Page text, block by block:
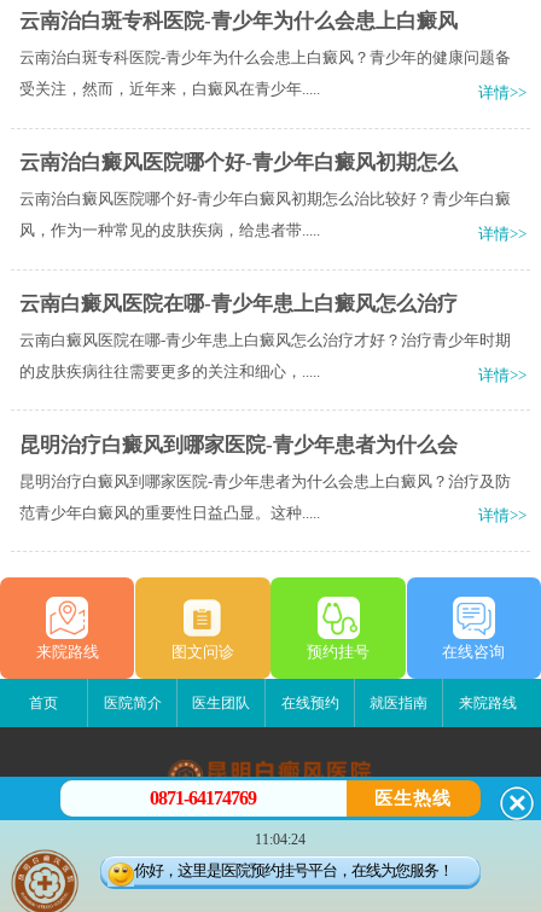
云南治白斑专科医院-青少年为什么会患上白癜风
云南治白斑专科医院-青少年为什么会患上白癜风？青少年的健康问题备
受关注，然而，近年来，白癜风在青少年.....
详情>>
云南治白癜风医院哪个好-青少年白癜风初期怎么
云南治白癜风医院哪个好-青少年白癜风初期怎么治比较好？青少年白癜
风，作为一种常见的皮肤疾病，给患者带.....
详情>>
云南白癜风医院在哪-青少年患上白癜风怎么治疗
云南白癜风医院在哪-青少年患上白癜风怎么治疗才好？治疗青少年时期
的皮肤疾病往往需要更多的关注和细心，.....
详情>>
昆明治疗白癜风到哪家医院-青少年患者为什么会
昆明治疗白癜风到哪家医院-青少年患者为什么会患上白癜风？治疗及防
范青少年白癜风的重要性日益凸显。这种.....
详情>>
来院路线 图文问诊 预约挂号 在线咨询
首页 医院简介 医生团队 在线预约 就医指南 来院路线
昆明白癜风医院
昆明市五华区护国路2号
版权所有：昆明白癜风医院
0871-64174769 医生热线
11:04:24
你好，这里是医院预约挂号平台，在线为您服务！